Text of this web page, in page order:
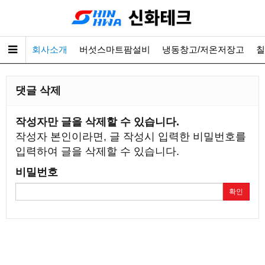
회사소개 버섯스마트팜설비 냉동창고/저온저장고
댓글 삭제
작성자만 글을 삭제할 수 있습니다.
작성자 본인이라면, 글 작성시 입력한 비밀번호를
입력하여 글을 삭제할 수 있습니다.
비밀번호
확인